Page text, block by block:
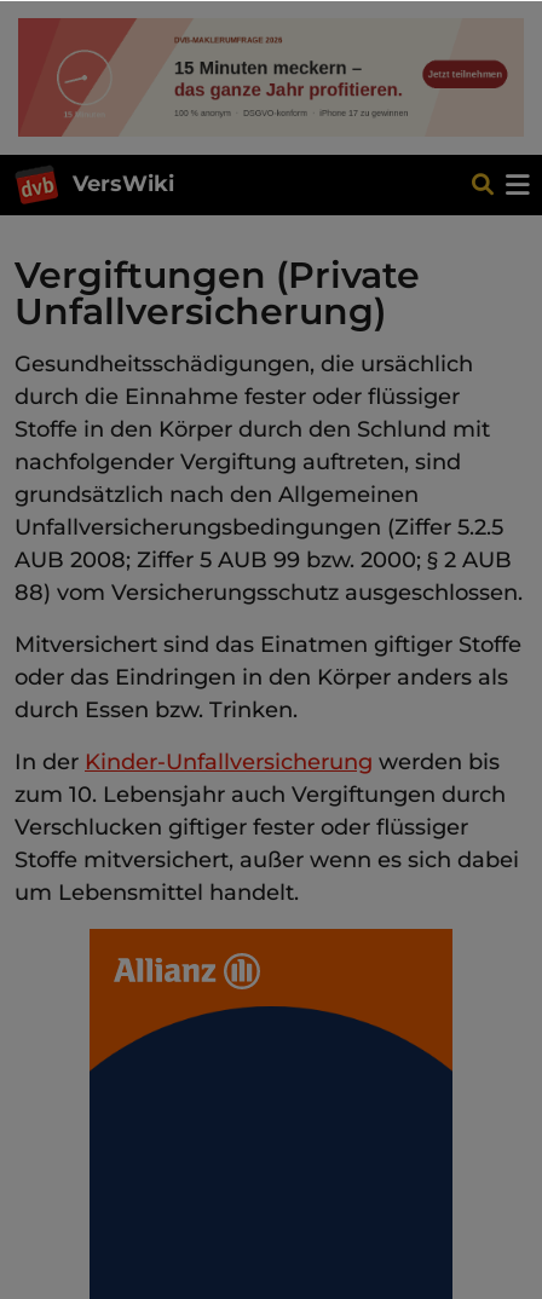
VersWiki
Vergiftungen (Private
Unfallversicherung)
Gesundheitsschädigungen, die ursächlich
durch die Einnahme fester oder flüssiger
Stoffe in den Körper durch den Schlund mit
nachfolgender Vergiftung auftreten, sind
grundsätzlich nach den Allgemeinen
Unfallversicherungsbedingungen (Ziffer 5.2.5
AUB 2008; Ziffer 5 AUB 99 bzw. 2000; § 2 AUB
88) vom Versicherungsschutz ausgeschlossen.
Mitversichert sind das Einatmen giftiger Stoffe
oder das Eindringen in den Körper anders als
durch Essen bzw. Trinken.
In der Kinder-Unfallversicherung werden bis
zum 10. Lebensjahr auch Vergiftungen durch
Verschlucken giftiger fester oder flüssiger
Stoffe mitversichert, außer wenn es sich dabei
um Lebensmittel handelt.